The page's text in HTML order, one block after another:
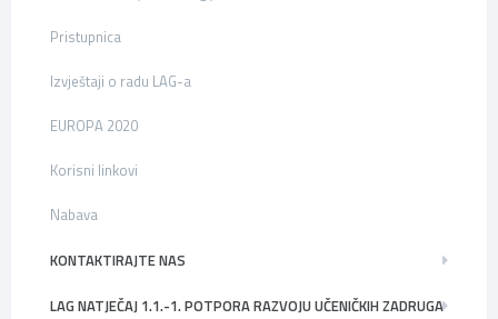
Pristupnica
Izvještaji o radu LAG-a
EUROPA 2020
Korisni linkovi
Nabava
KONTAKTIRAJTE NAS
LAG NATJEČAJ 1.1.-1. POTPORA RAZVOJU UČENIČKIH ZADRUGA